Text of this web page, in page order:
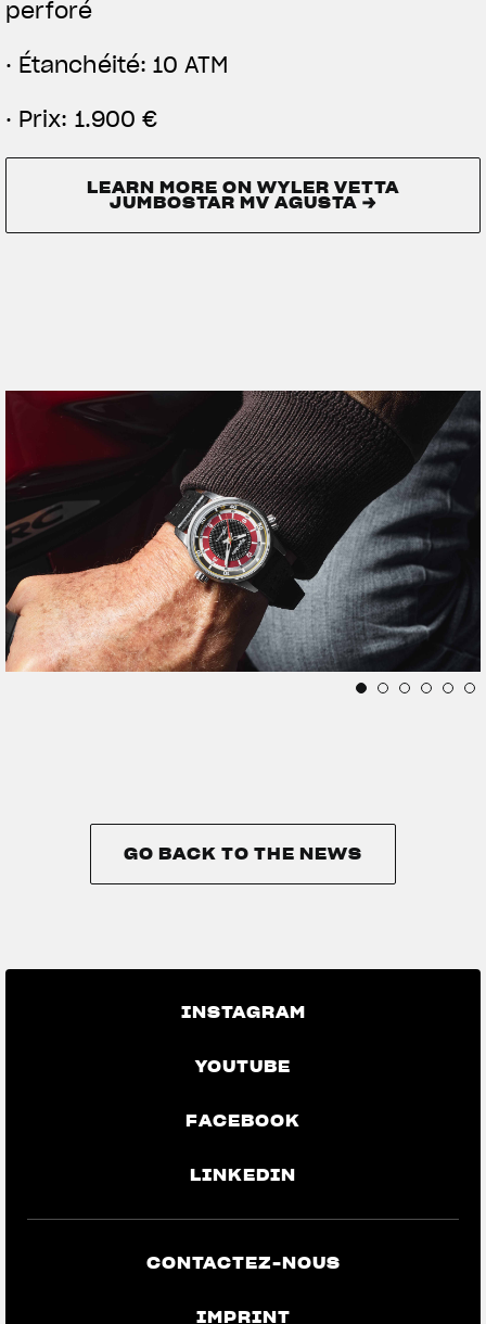
perforé
· Étanchéité: 10 ATM
· Prix: 1.900 €
LEARN MORE ON WYLER VETTA
JUMBOSTAR MV AGUSTA →
GO BACK TO THE NEWS
INSTAGRAM
YOUTUBE
FACEBOOK
LINKEDIN
CONTACTEZ-NOUS
IMPRINT